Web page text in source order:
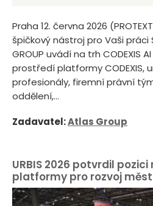
Praha 12. června 2026
špičkový nástroj pro Vaši práci
GROUP uvádí na trh CODEXIS
prostředí platformy CODEXIS,
profesionály, firemní právní
oddělení,...
Zadavatel:Atlas Group
URBIS 2026 potvrdil
platformy pro rozvoj